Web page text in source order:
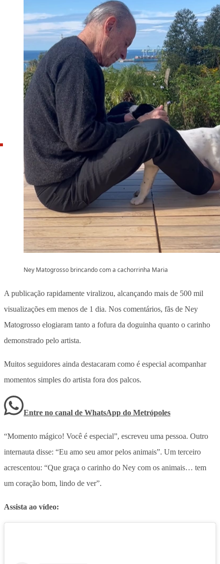
Ney Matogrosso brincando com a cachorrinha Maria
A publicação rapidamente viralizou, alcançando mais de 500 mil
visualizações em menos de 1 dia. Nos comentários, fãs de Ney
Matogrosso elogiaram tanto a fofura da doguinha quanto o carinho
demonstrado pelo artista.
Muitos seguidores ainda destacaram como é especial acompanhar
momentos simples do artista fora dos palcos.
Entre no canal de WhatsApp do Metrópoles
“Momento mágico! Você é especial”, escreveu uma pessoa. Outro
internauta disse: “Eu amo seu amor pelos animais”. Um terceiro
acrescentou: “Que graça o carinho do Ney com os animais… tem
um coração bom, lindo de ver”.
Assista ao vídeo: